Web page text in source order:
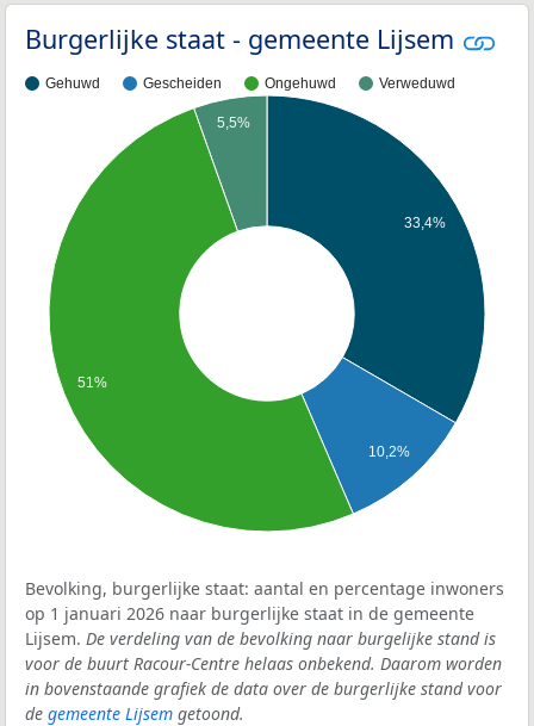
Burgerlijke staat - gemeente Lijsem
Gehuwd Gescheiden Ongehuwd Verweduwd
33,4%
10,2%
5,5%
51%
Bevolking, burgerlijke staat: aantal en percentage inwoners
op 1 januari 2026 naar burgerlijke staat in de gemeente
Lijsem. De verdeling van de bevolking naar burgelijke stand is
voor de buurt Racour-Centre helaas onbekend. Daarom worden
in bovenstaande grafiek de data over de burgerlijke stand voor
de gemeente Lijsem getoond.